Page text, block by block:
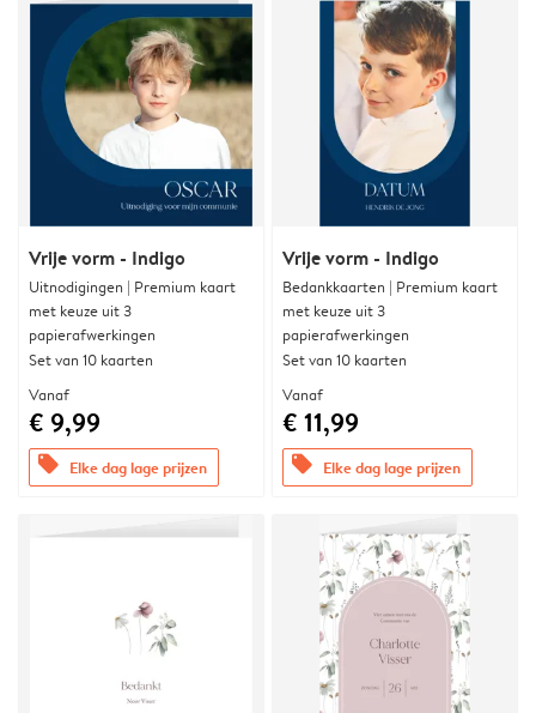
Vrije vorm - Indigo
Uitnodigingen | Premium kaart
met keuze uit 3
papierafwerkingen
Set van 10 kaarten
Vanaf
€ 9,99
offers Elke dag lage prijzen
Vrije vorm - Indigo
Bedankkaarten | Premium kaart
met keuze uit 3
papierafwerkingen
Set van 10 kaarten
Vanaf
€ 11,99
offers Elke dag lage prijzen